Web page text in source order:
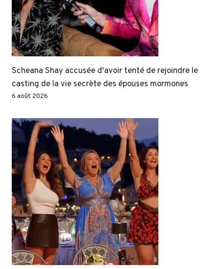
Scheana Shay accusée d'avoir tenté de rejoindre le
casting de la vie secrète des épouses mormones
6 août 2026